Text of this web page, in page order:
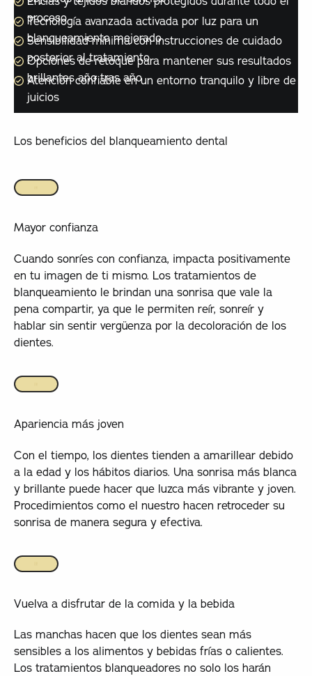
proceso
Tecnología avanzada activada por luz para un
blanqueamiento mejorado
Sensibilidad mínima con instrucciones de cuidado
posterior al tratamiento
Opciones de retoque para mantener sus resultados
brillantes año tras año
Atención confiable en un entorno tranquilo y libre de
juicios
Los beneficios del blanqueamiento dental
Mayor confianza
Cuando sonríes con confianza, impacta positivamente
en tu imagen de ti mismo. Los tratamientos de
blanqueamiento le brindan una sonrisa que vale la
pena compartir, ya que le permiten reír, sonreír y
hablar sin sentir vergüenza por la decoloración de los
dientes.
Apariencia más joven
Con el tiempo, los dientes tienden a amarillear debido
a la edad y los hábitos diarios. Una sonrisa más blanca
y brillante puede hacer que luzca más vibrante y joven.
Procedimientos como el nuestro hacen retroceder su
sonrisa de manera segura y efectiva.
Vuelva a disfrutar de la comida y la bebida
Las manchas hacen que los dientes sean más
sensibles a los alimentos y bebidas frías o calientes.
Los tratamientos blanqueadores no solo los harán